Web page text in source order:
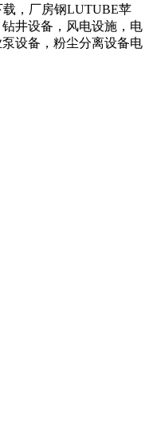
载，厂房钢LUTUBE苹
井设备，风电设施，电
设备，粉尘分离设备电